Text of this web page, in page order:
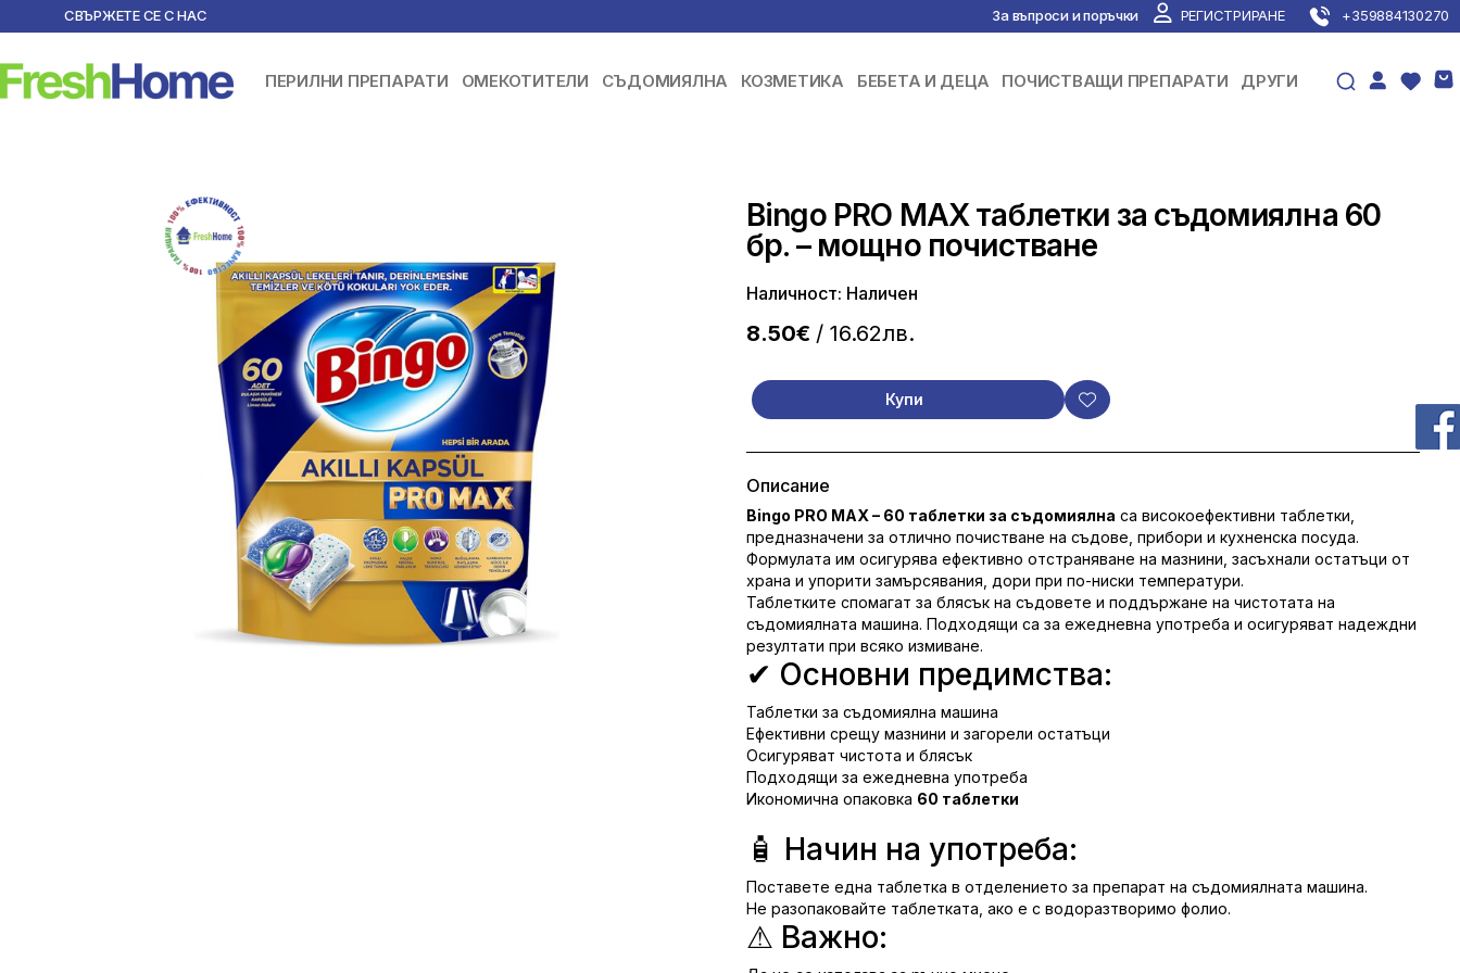
За въпроси и поръчки РЕГИСТРИРАНЕ +359884130270
СВЪРЖЕТЕ СЕ С НАС
ПЕРИЛНИ ПРЕПАРАТИ ОМЕКОТИТЕЛИ ПОЧИСТВАЩИ ПРЕПАРАТИ
СЪДОМИЯЛНА КОЗМЕТИКА БЕБЕТА И ДЕЦА ДРУГИ
Bingo PRO MAX таблетки за съдомиялна 60
бр. – мощно почистване
Наличност: Наличен
8.50€ / 16.62лв.
Купи
Описание
Bingo PRO MAX – 60 таблетки за съдомиялна са високоефективни таблетки,
предназначени за отлично почистване на съдове, прибори и кухненска посуда.
Формулата им осигурява ефективно отстраняване на мазнини, засъхнали остатъци от
храна и упорити замърсявания, дори при по-ниски температури.
Таблетките спомагат за блясък на съдовете и поддържане на чистотата на
съдомиялната машина. Подходящи са за ежедневна употреба и осигуряват надеждни
резултати при всяко измиване.
✔ Основни предимства:
Таблетки за съдомиялна машина
Ефективни срещу мазнини и загорели остатъци
Осигуряват чистота и блясък
Подходящи за ежедневна употреба
Икономична опаковка 60 таблетки
🧴 Начин на употреба:
Поставете една таблетка в отделението за препарат на съдомиялната машина.
Не разопаковайте таблетката, ако е с водоразтворимо фолио.
⚠ Важно: